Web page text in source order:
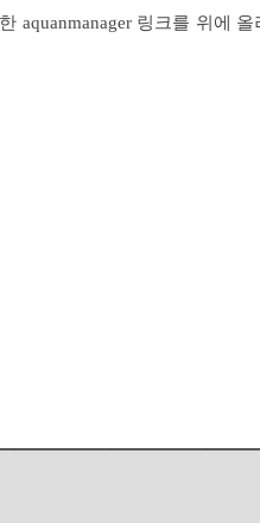
aquanmanager 링크를 위에 올